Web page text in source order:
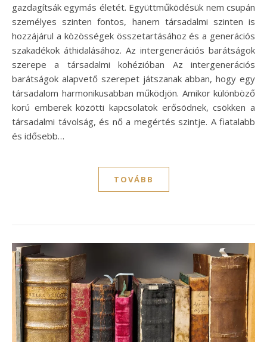
gazdagítsák egymás életét. Együttműködésük nem csupán
személyes szinten fontos, hanem társadalmi szinten is
hozzájárul a közösségek összetartásához és a generációs
szakadékok áthidalásához. Az intergenerációs barátságok
szerepe a társadalmi kohézióban Az intergenerációs
barátságok alapvető szerepet játszanak abban, hogy egy
társadalom harmonikusabban működjön. Amikor különböző
korú emberek közötti kapcsolatok erősödnek, csökken a
társadalmi távolság, és nő a megértés szintje. A fiatalabb
és idősebb…
TOVÁBB